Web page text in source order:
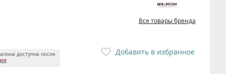
Все товары бренда
Добавить в избранное
доступна после